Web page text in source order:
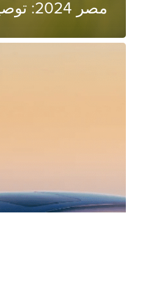
مصر 2024: توصيات الخبراء